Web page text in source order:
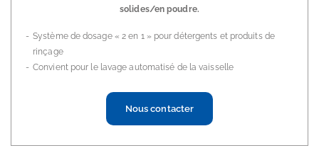
solides/en poudre.
Système de dosage « 2 en 1 » pour détergents et produits de
rinçage
Convient pour le lavage automatisé de la vaisselle
Nous contacter